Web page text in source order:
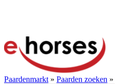
Paardenmarkt » Paarden zoeken »